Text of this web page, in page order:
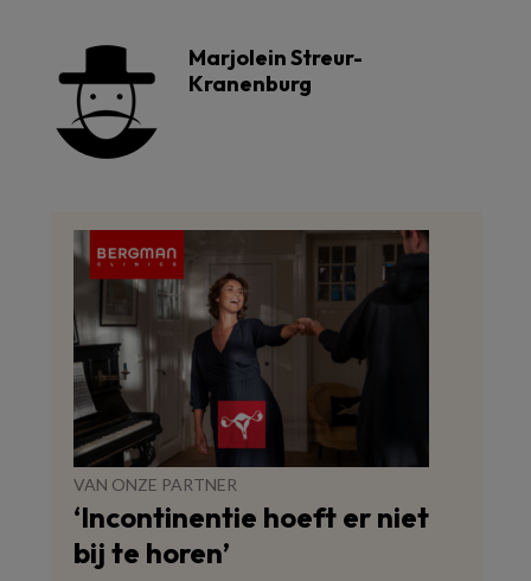
Marjolein Streur-
Kranenburg
VAN ONZE PARTNER
‘Incontinentie hoeft er niet
bij te horen’